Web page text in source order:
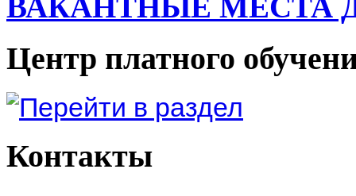
ВАКАНТНЫЕ МЕСТА
Центр платного
Контакты